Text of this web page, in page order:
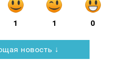
1 1 0
новость ↓